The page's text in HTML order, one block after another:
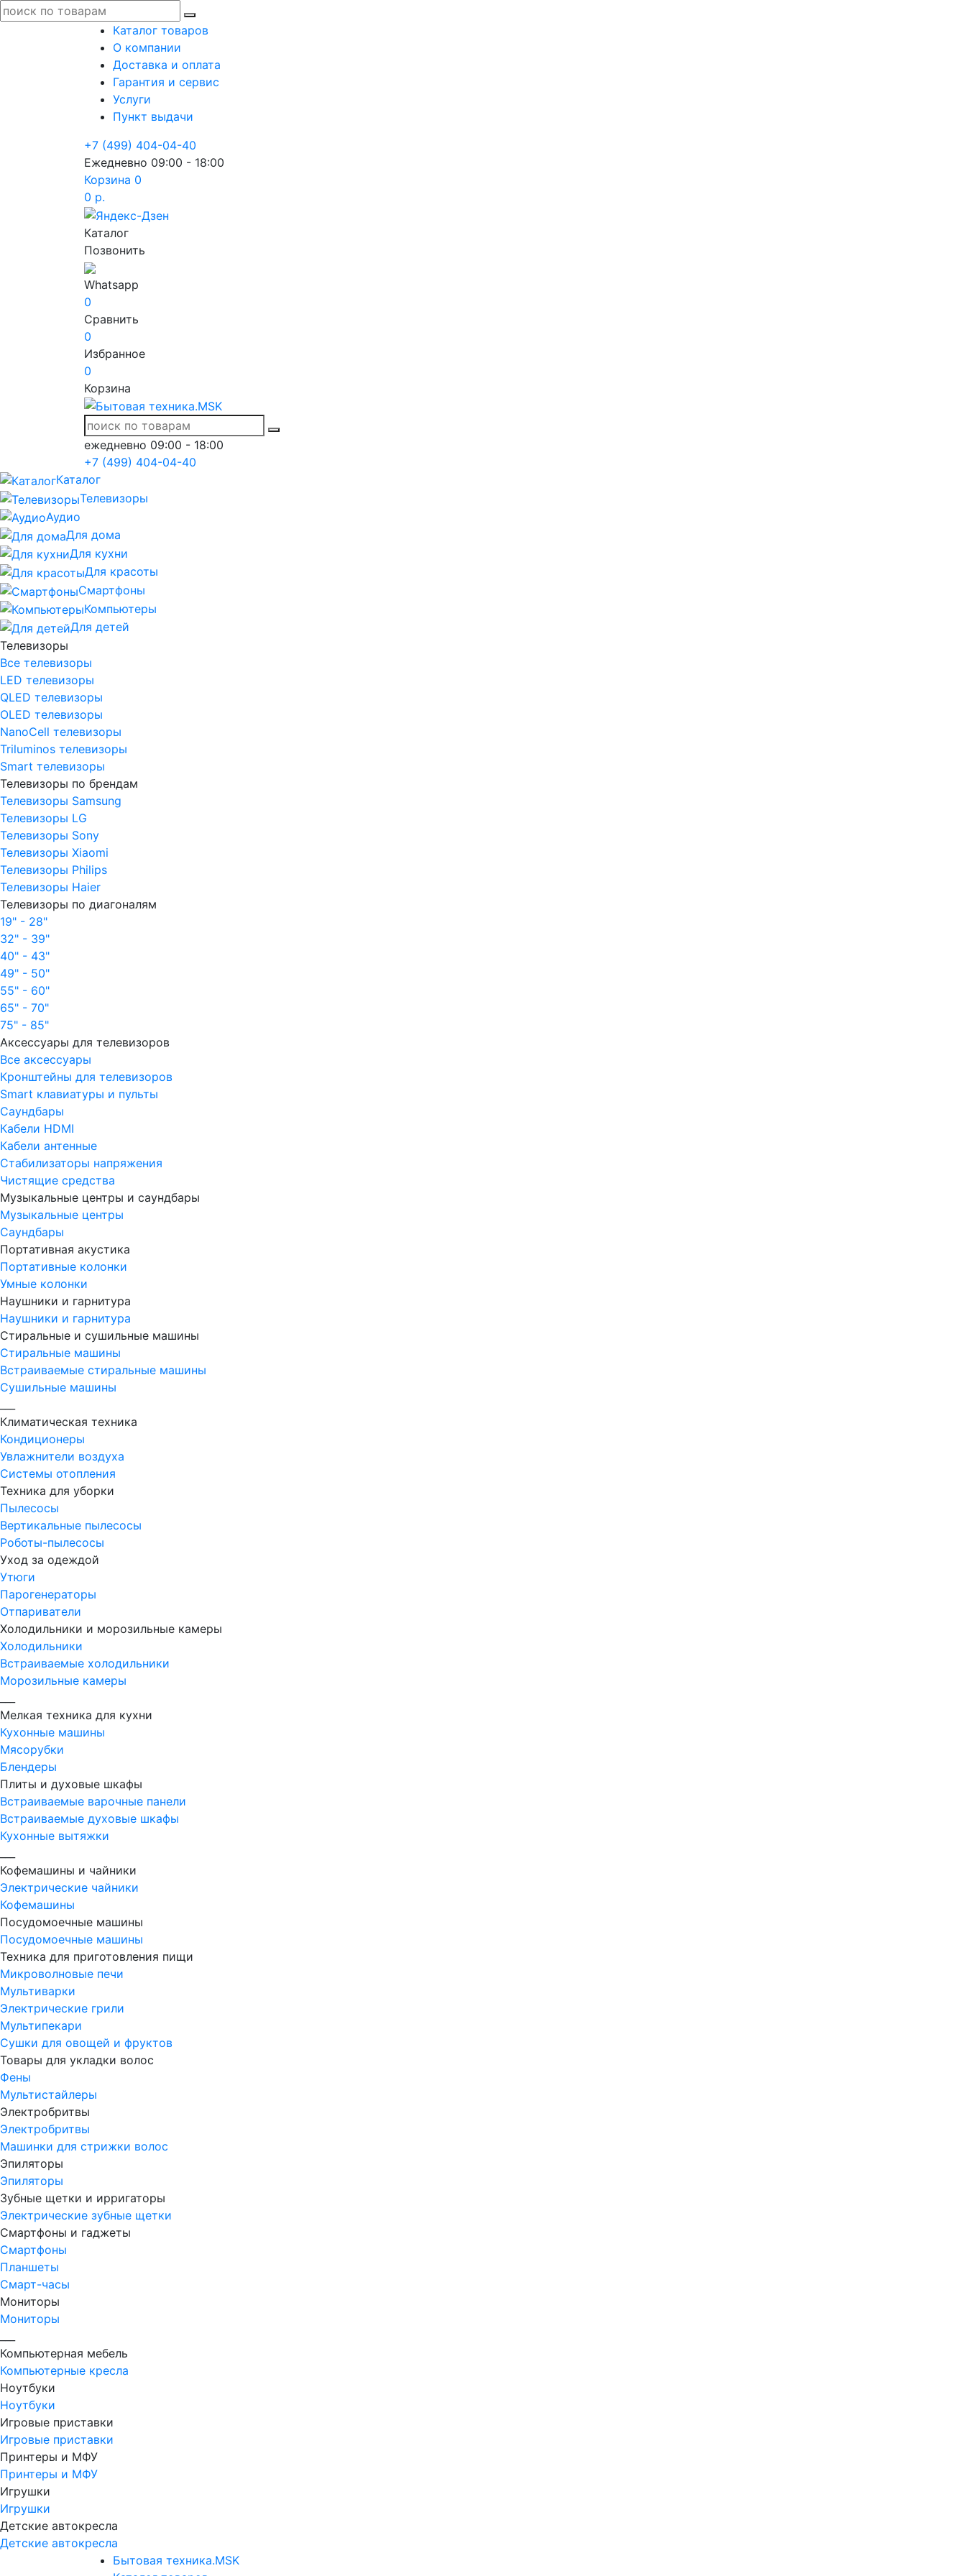
Каталог товаров
О компании
Доставка и оплата
Гарантия и сервис
Услуги
Пункт выдачи
+7 (499) 404-04-40
Ежедневно 09:00 - 18:00
Корзина 0
0 р.
Каталог
Позвонить
Whatsapp
0
Сравнить
0
Избранное
0
Корзина
ежедневно 09:00 - 18:00
+7 (499) 404-04-40
Каталог
Телевизоры
Аудио
Для дома
Для кухни
Для красоты
Смартфоны
Компьютеры
Для детей
Телевизоры
Все телевизоры
LED телевизоры
QLED телевизоры
OLED телевизоры
NanoCell телевизоры
Triluminos телевизоры
Smart телевизоры
Телевизоры по брендам
Телевизоры Samsung
Телевизоры LG
Телевизоры Sony
Телевизоры Xiaomi
Телевизоры Philips
Телевизоры Haier
Телевизоры по диагоналям
19" - 28"
32" - 39"
40" - 43"
49" - 50"
55" - 60"
65" - 70"
75" - 85"
Аксессуары для телевизоров
Все аксессуары
Кронштейны для телевизоров
Smart клавиатуры и пульты
Саундбары
Кабели HDMI
Кабели антенные
Стабилизаторы напряжения
Чистящие средства
Музыкальные центры и саундбары
Музыкальные центры
Саундбары
Портативная акустика
Портативные колонки
Умные колонки
Наушники и гарнитура
Наушники и гарнитура
Стиральные и сушильные машины
Стиральные машины
Встраиваемые стиральные машины
Сушильные машины
Климатическая техника
Кондиционеры
Увлажнители воздуха
Системы отопления
Техника для уборки
Пылесосы
Вертикальные пылесосы
Роботы-пылесосы
Уход за одеждой
Утюги
Парогенераторы
Отпариватели
Холодильники и морозильные камеры
Холодильники
Встраиваемые холодильники
Морозильные камеры
Мелкая техника для кухни
Кухонные машины
Мясорубки
Блендеры
Плиты и духовые шкафы
Встраиваемые варочные панели
Встраиваемые духовые шкафы
Кухонные вытяжки
Кофемашины и чайники
Электрические чайники
Кофемашины
Посудомоечные машины
Посудомоечные машины
Техника для приготовления пищи
Микроволновые печи
Мультиварки
Электрические грили
Мультипекари
Сушки для овощей и фруктов
Товары для укладки волос
Фены
Мультистайлеры
Электробритвы
Электробритвы
Машинки для стрижки волос
Эпиляторы
Эпиляторы
Зубные щетки и ирригаторы
Электрические зубные щетки
Смартфоны и гаджеты
Смартфоны
Планшеты
Смарт-часы
Мониторы
Мониторы
Компьютерная мебель
Компьютерные кресла
Ноутбуки
Ноутбуки
Игровые приставки
Игровые приставки
Принтеры и МФУ
Принтеры и МФУ
Игрушки
Игрушки
Детские автокресла
Детские автокресла
Бытовая техника.MSK